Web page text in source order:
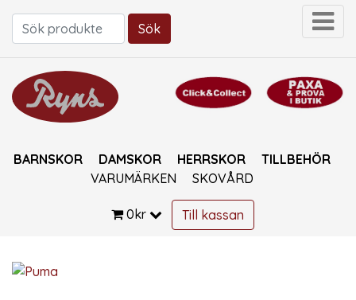
Sök efter:
Sök
BARNSKOR DAMSKOR HERRSKOR
TILLBEHÖR
VARUMÄRKEN
SKOVÅRD
0kr Till kassan